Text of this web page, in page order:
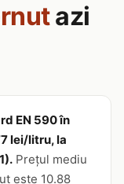
azi
EN 590 în
lei/litru, la
Prețul mediu
este 10.88